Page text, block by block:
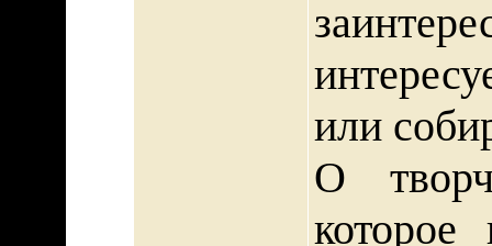
или
О
которое